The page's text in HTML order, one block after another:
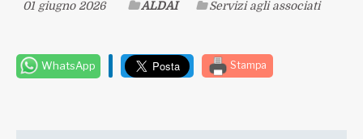
01 giugno 2026 ALDAI Servizi agli associati
WhatsApp Stampa